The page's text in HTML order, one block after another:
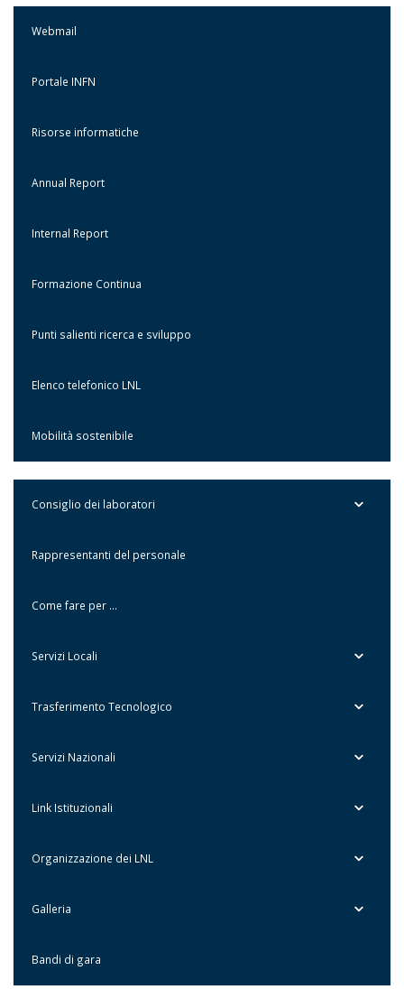
Webmail
Portale INFN
Risorse informatiche
Annual Report
Internal Report
Formazione Continua
Punti salienti ricerca e sviluppo
Elenco telefonico LNL
Mobilità sostenibile
Consiglio dei laboratori
Rappresentanti del personale
Come fare per …
Servizi Locali
Trasferimento Tecnologico
Servizi Nazionali
Link Istituzionali
Organizzazione dei LNL
Galleria
Bandi di gara